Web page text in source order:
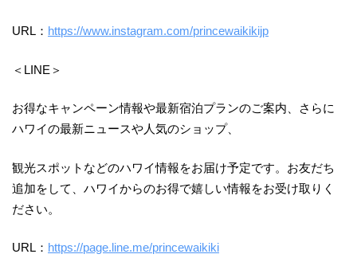
URL： https://www.instagram.com/princewaikikijp
＜LINE＞
お得なキャンペーン情報や最新宿泊プランのご案内、さらに
ハワイの最新ニュースや人気のショップ、
観光スポットなどのハワイ情報をお届け予定です。お友だち
追加をして、ハワイからのお得で嬉しい情報をお受け取りく
ださい。
URL： https://page.line.me/princewaikiki